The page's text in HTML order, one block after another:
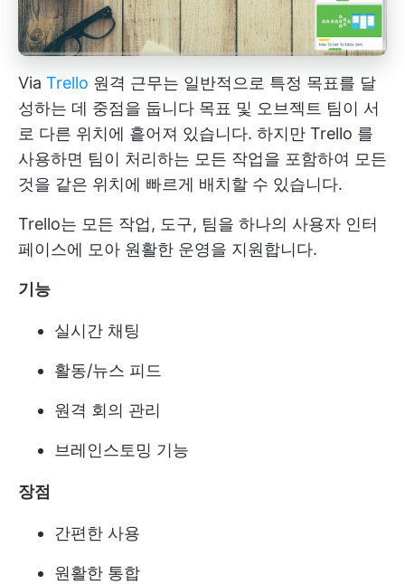
Via Trello 원격 근무는 일반적으로 특정 목표를 달
성하는 데 중점을 둡니다 목표 및 오브젝트 팀이 서
로 다른 위치에 흩어져 있습니다. 하지만 Trello 를
사용하면 팀이 처리하는 모든 작업을 포함하여 모든
것을 같은 위치에 빠르게 배치할 수 있습니다.
Trello는 모든 작업, 도구, 팀을 하나의 사용자 인터
페이스에 모아 원활한 운영을 지원합니다.
기능
실시간 채팅
활동/뉴스 피드
원격 회의 관리
브레인스토밍 기능
장점
간편한 사용
원활한 통합